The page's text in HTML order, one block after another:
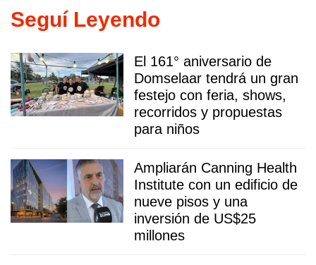
Seguí Leyendo
El 161° aniversario de
Domselaar tendrá un gran
festejo con feria, shows,
recorridos y propuestas
para niños
Ampliarán Canning Health
Institute con un edificio de
nueve pisos y una
inversión de US$25
millones